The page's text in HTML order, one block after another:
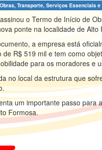
Transporte, Serviços Essenciais e
o Termo de Início de
ponte na localidade de Alto
a empresa está
de R$ 519 mil e tem como
para os moradores e
no local da estrutura que
um importante passo
Formosa.